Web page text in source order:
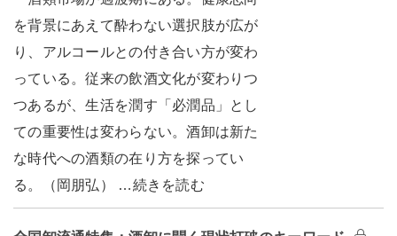
を背景にあえて酔わない選択肢が広が
り、アルコールとの付き合い方が変わ
っている。従来の飲酒文化が変わりつ
つあるが、生活を潤す「必潤品」とし
ての重要性は変わらない。酒卸は新た
な時代への酒類の在り方を探ってい
る。（岡朋弘） …続きを読む